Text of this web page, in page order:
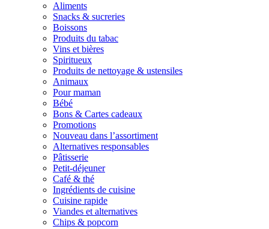
Aliments
Snacks & sucreries
Boissons
Produits du tabac
Vins et bières
Spiritueux
Produits de nettoyage & ustensiles
Animaux
Pour maman
Bébé
Bons & Cartes cadeaux
Promotions
Nouveau dans l’assortiment
Alternatives responsables
Pâtisserie
Petit-déjeuner
Café & thé
Ingrédients de cuisine
Cuisine rapide
Viandes et alternatives
Chips & popcorn